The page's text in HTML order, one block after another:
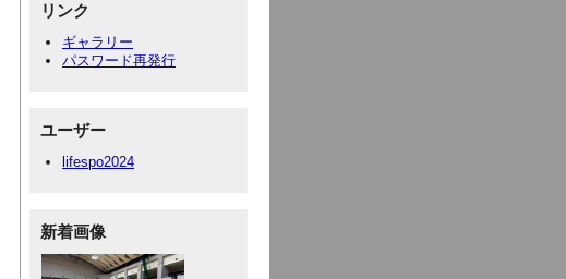
リンク
ギャラリー
パスワード再発行
ユーザー
lifespo2024
新着画像